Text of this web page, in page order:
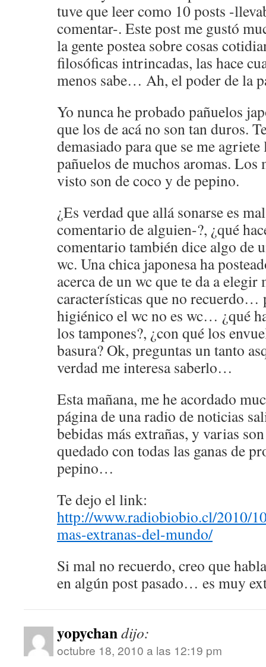
tuve que leer como 10 posts -
comentar-. Este post me gustó
la gente postea sobre cosas
filosóficas intrincadas, las hace
menos sabe… Ah, el poder de la
Yo nunca he probado pañuelos
que los de acá no son tan duros.
demasiado para que se me
pañuelos de muchos aromas. Los
visto son de coco y de pepino.
¿Es verdad que allá sonarse es
comentario de alguien-?, ¿qué
comentario también dice algo de
wc. Una chica japonesa ha
acerca de un wc que te da a
características que no recuerdo…
higiénico el wc no es wc… ¿qué
los tampones?, ¿con qué los
basura? Ok, preguntas un tanto
verdad me interesa saberlo…
Esta mañana, me he acordado
página de una radio de noticias
bebidas más extrañas, y varias
quedado con todas las ganas de
pepino…
Te dejo el link:
http://www.radiobiobio.cl/2010/
mas-extranas-del-mundo/
Si mal no recuerdo, creo que
en algún post pasado… es muy
yopychandijo:
octubre 18, 2010 a las 12:19 pm